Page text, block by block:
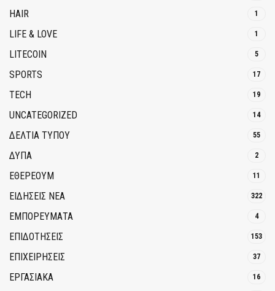
HAIR 1
LIFE & LOVE 1
LITECOIN 5
SPORTS 17
TECH 19
UNCATEGORIZED 14
ΔΕΛΤΙΑ ΤΥΠΟΥ 55
ΔΥΠΑ 2
ΕΘΈΡΕΟΥΜ 11
ΕΙΔΗΣΕΙΣ ΝΕΑ 322
ΕΜΠΟΡΕΥΜΑΤΑ 4
ΕΠΙΔΟΤΗΣΕΙΣ 153
ΕΠΙΧΕΙΡΗΣΕΙΣ 37
ΕΡΓΑΣΙΑΚΑ 16